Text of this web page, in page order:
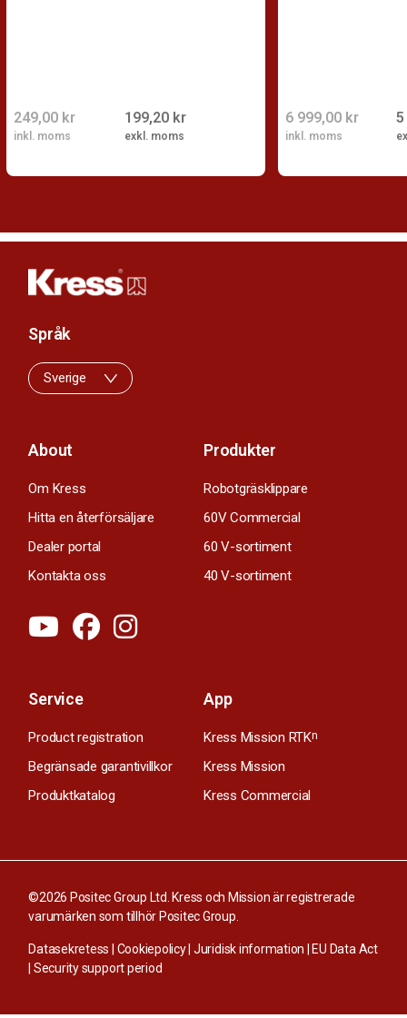
199,20 kr
exkl. moms
249,00 kr
inkl. moms
6 999,00 kr
inkl. moms
About
Om Kress
Hitta en återförsäljare
Dealer portal
Kontakta oss
Produkter
Robotgräsklippare
60V Commercial
60 V-sortiment
40 V-sortiment
Service
Product registration
Begränsade garantivillkor
Produktkatalog
App
Kress Mission RTKn
Kress Mission
Kress Commercial
Språk
Sverige
©2026 Positec Group Ltd. Kress och Mission är registrerade
varumärken som tillhör Positec Group.
Datasekretess Cookiepolicy| Juridisk information
EU Data Act
Security support period